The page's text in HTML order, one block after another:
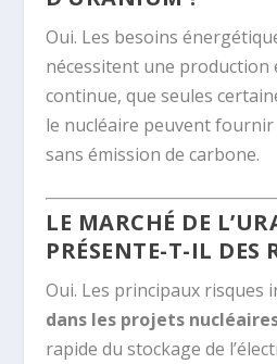
Oui. Les besoins
nécessitent une production
continue, que seules
le nucléaire peuvent fournir
sans émission de carbone.
LE MARCHÉ DE
PRÉSENTE-T-IL DES
Oui. Les principaux risques
dans les projets
rapide du stockage de